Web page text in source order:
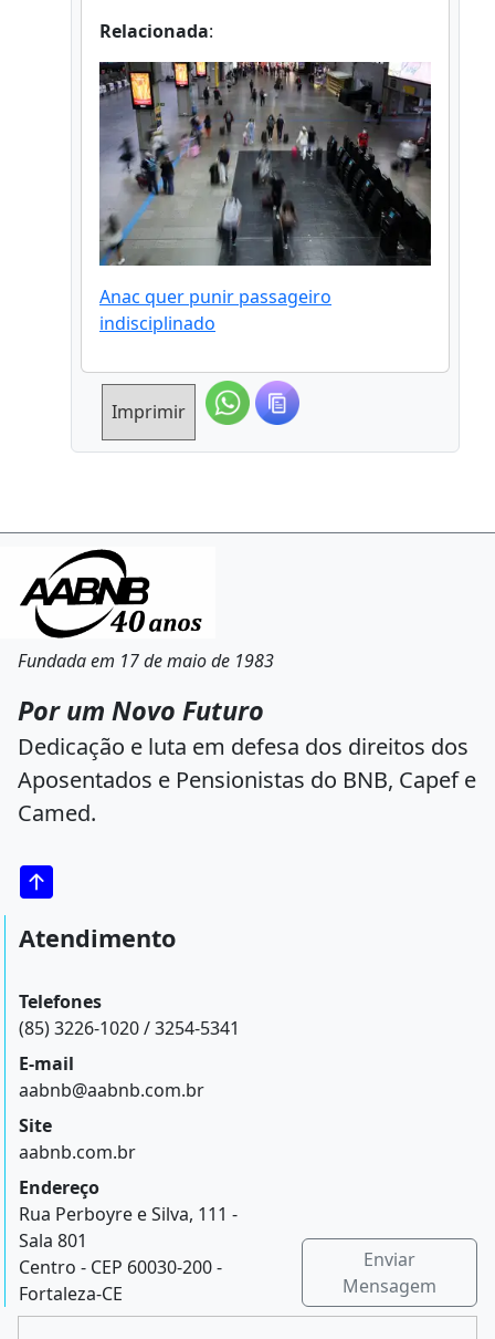
Relacionada:
Anac quer punir passageiro
indisciplinado
Imprimir
Fundada em 17 de maio de 1983
Por um Novo Futuro
Dedicação e luta em defesa dos direitos dos
Aposentados e Pensionistas do BNB, Capef e
Camed.
Atendimento
Telefones
(85) 3226-1020 / 3254-5341
E-mail
aabnb@aabnb.com.br
Site
aabnb.com.br
Endereço
Rua Perboyre e Silva, 111 -
Sala 801
Centro - CEP 60030-200 -
Fortaleza-CE
Enviar
Mensagem